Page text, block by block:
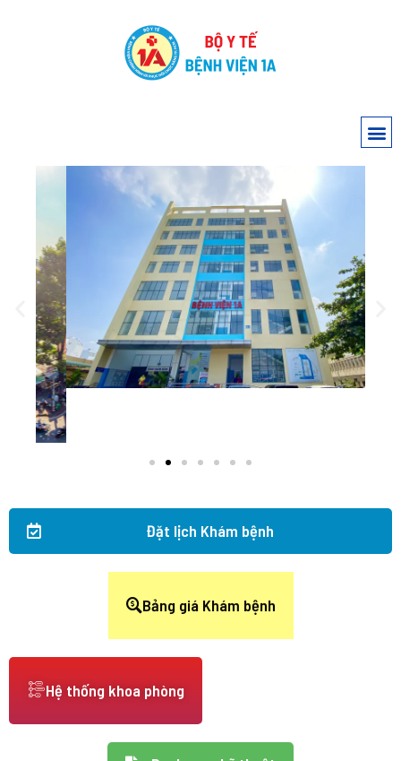
Đặt lịch Khám bệnh
Bảng giá Khám bệnh
Hệ thống khoa phòng